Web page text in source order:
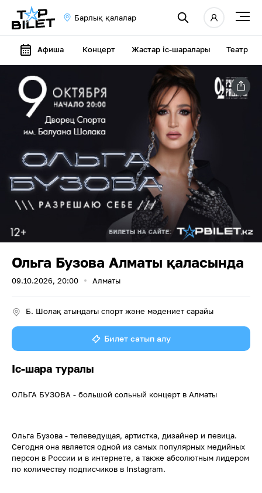
Барлық қалалар
Афиша Концерт Жастар іс-шаралары Театр
Ольга Бузова Алматы қаласында
09.10.2026, 20:00 Алматы
Б. Шолақ атындағы спорт және мәдениет сарайы
Билет сатып алу
Іс-шара туралы
ОЛЬГА БУЗОВА - большой сольный концерт в Алматы
Ольга Бузова - телеведущая, артистка, дизайнер и певица.
Сегодня она является одной из самых популярных медийных
персон в России и в интернете, а также абсолютным лидером
по количеству подписчиков в Instagram.